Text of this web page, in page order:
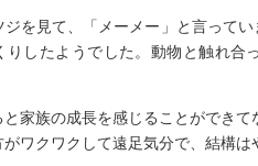
ジを見て、「メーメー」と言って
りしたようでした。動物と触れ合
と家族の成長を感じることがで
ワクワクして遠足気分で、結構